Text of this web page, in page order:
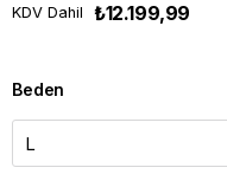
KDV Dahil ₺12.199,99
Beden